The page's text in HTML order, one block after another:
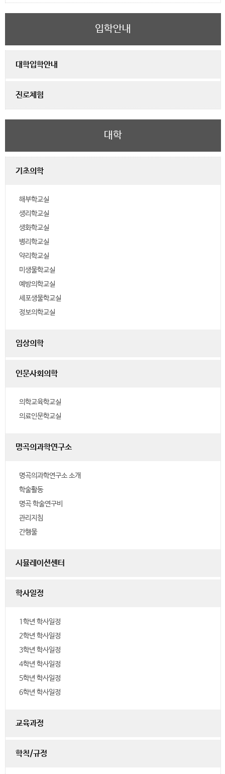
입학안내
대학입학안내
진로체험
대학
기초의학
해부학교실
생리학교실
생화학교실
병리학교실
약리학교실
미생물학교실
예방의학교실
세포생물학교실
정보의학교실
임상의학
인문사회의학
의학교육학교실
의료인문학교실
명곡의과학연구소
명곡의과학연구소 소개
학술활동
명곡 학술연구비
관리지침
간행물
시뮬레이션센터
학사일정
1학년 학사일정
2학년 학사일정
3학년 학사일정
4학년 학사일정
5학년 학사일정
6학년 학사일정
교육과정
학칙/규정